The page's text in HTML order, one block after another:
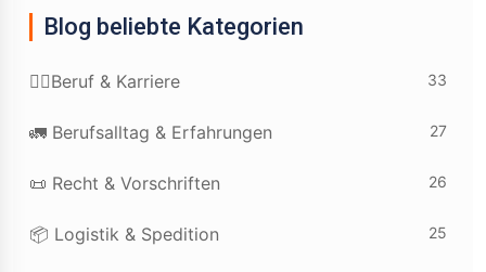
Blog beliebte Kategorien
👷‍♂️Beruf & Karriere 33
🚛 Berufsalltag & Erfahrungen 27
📜 Recht & Vorschriften 26
📦 Logistik & Spedition 25